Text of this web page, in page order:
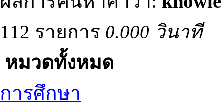
112 รายการ 0.000 วินาที
หมวดทั้งหมด
การศึกษา